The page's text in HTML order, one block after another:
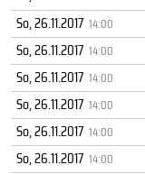
So, 26.11.2017 14:00
So, 26.11.2017 14:00
So, 26.11.2017 14:00
So, 26.11.2017 14:00
So, 26.11.2017 14:00
So, 26.11.2017 14:00